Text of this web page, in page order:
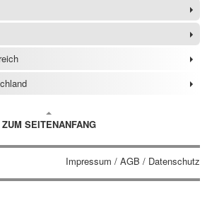
ZUM SEITENANFANG
Impressum / AGB / Datenschutz